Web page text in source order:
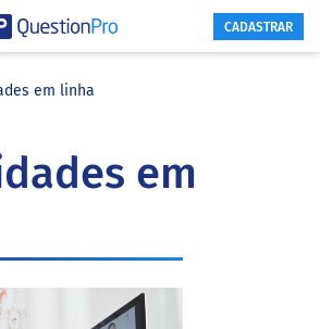
CADASTRAR
em linha
em